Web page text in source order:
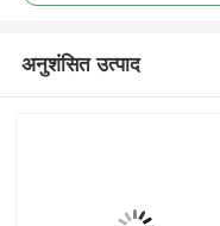
अनुशंसित उत्पाद